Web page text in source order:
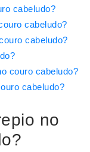
cabeludo?
cabeludo?
cabeludo?
couro cabeludo?
cabeludo?
no